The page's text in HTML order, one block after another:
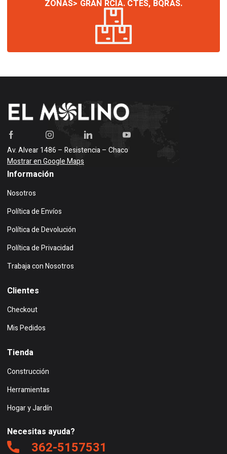
ZONAS> GRAN RCIA. CTES, BQRAS.
Av. Alvear 1486 – Resistencia – Chaco
Mostrar en Google Maps
Información
Nosotros
Política de Envíos
Política de Devolución
Política de Privacidad
Trabaja con Nosotros
Clientes
Checkout
Mis Pedidos
Tienda
Construcción
Herramientas
Hogar y Jardín
Necesitas ayuda?
362-5157531